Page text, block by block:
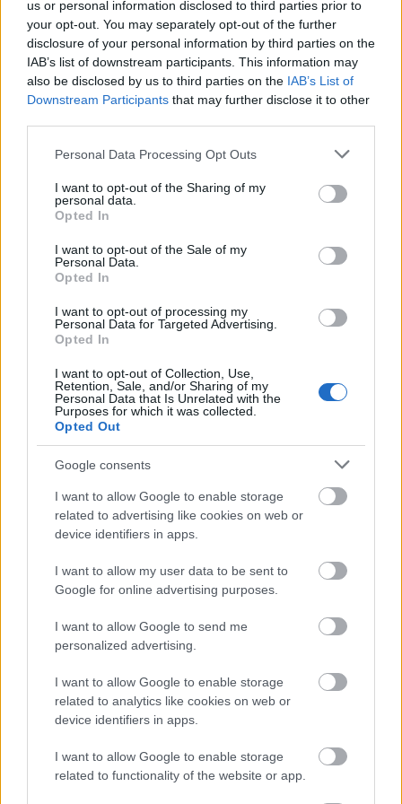
us or personal information disclosed to third parties prior to
your opt-out. You may separately opt-out of the further
disclosure of your personal information by third parties on the
IAB’s list of downstream participants. This information may
also be disclosed by us to third parties on the IAB’s List of
Downstream Participants that may further disclose it to other
Please note that this website/app uses one or more Google
not limited to your visit or usage behaviour. You may click to
grant or deny consent to Google and its third-party tags to
use your data for below specified purposes in below Google
consent section.
Personal Data Processing Opt Outs
I want to opt-out of the Sharing of my
personal data.
Opted In
I want to opt-out of the Sale of my
Personal Data.
Opted In
I want to opt-out of processing my
Personal Data for Targeted Advertising.
Opted In
I want to opt-out of Collection, Use,
Retention, Sale, and/or Sharing of my
Personal Data that Is Unrelated with the
Purposes for which it was collected.
Opted Out
Google consents
I want to allow Google to enable storage
related to advertising like cookies on web or
device identifiers in apps.
I want to allow my user data to be sent to
Google for online advertising purposes.
I want to allow Google to send me
personalized advertising.
I want to allow Google to enable storage
related to analytics like cookies on web or
device identifiers in apps.
I want to allow Google to enable storage
related to functionality of the website or app.
felszippantják,…..
MádiN. 2017.08.28 10:03:12
Nálam a Whispering és Rocking Angel, ill. a Vajra rosato volt
idén a 3 élmény rozém.
AZ első kettő nyilván nem olcsó, de világklasszis, a Vajra
meg egyszerűen a hedonista, élménybor definíciója, relatív
A Borrajongó Tegnap ittam – Fekete Pince Somlói Juhfark 2012
2017.08.15 06:00:00
fémjelzett Fekete Pince múltja tündöklő, jelene sorsszerűen
tragikus, jövője pedig a múlt tapasztalataira, valamint a
felhalmozott tudásra alapozva ígéretes. Nem szeretnék
mélyebben belemászni a most helyzetproblémáiba,…..
MádiN. 2017.08.15 14:59:03
3-4x végigkentem idén a Fekete szortimentet, sztem ez a
leggyengébb, legkevésbé élvezetes bor a sorban.
Szinte zéró gyümölcs, juhfarkhoz képest meg pláne, szikár,
A 08-as hárs viszont elképesztő, ahogy tartja magát. Csupa
íz, csupa zamat, élmény minden cseppje.
A Borrajongó Tegnap ittam - Heimann Birtokbor 2014